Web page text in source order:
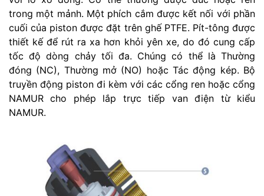
trong một mảnh. Một phích cắm được kết nối với phần
cuối của piston được đặt trên ghế PTFE. Pít-tông được
thiết kế để rút ra xa hơn khỏi yên xe, do đó cung cấp
tốc độ dòng chảy tối đa. Chúng có thể là Thường
đóng (NC), Thường mở (NO) hoặc Tác động kép. Bộ
truyền động piston đi kèm với các cổng ren hoặc cổng
NAMUR cho phép lắp trực tiếp van điện từ kiểu
NAMUR.